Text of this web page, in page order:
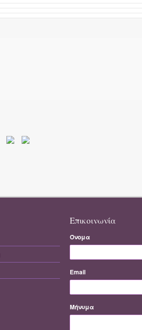
Επικοινωνία
Όνομα
Email
Μήνυμα